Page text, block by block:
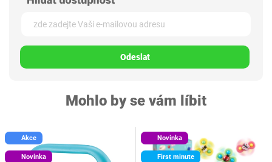
Odeslat
Mohlo by se vám líbit
Akce
Novinka
Novinka
First minute